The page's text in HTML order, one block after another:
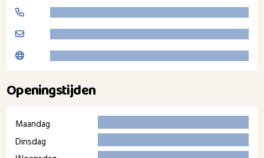
Openingstijden
Maandag
Dinsdag